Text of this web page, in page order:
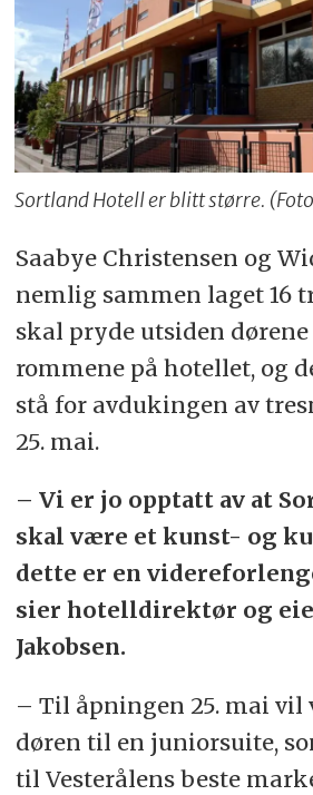
Sortland Hotell er blitt større.
Saabye Christensen og
nemlig sammen laget 16
skal pryde utsiden dørene
rommene på hotellet, og
stå for avdukingen av
25. mai.
– Vi er jo opptatt av at
skal være et kunst- og
dette er en
sier hotelldirektør og
Jakobsen.
– Til åpningen 25. mai vil
døren til en juniorsuite,
til Vesterålens beste